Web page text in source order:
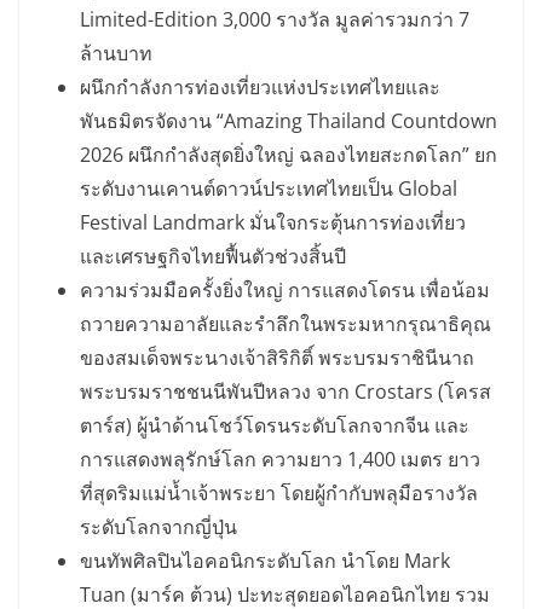
Limited-Edition 3,000 รางวัล มูลค่ารวมกว่า 7
ล้านบาท
ผนึกกำลังการท่องเที่ยวแห่งประเทศไทยและ
พันธมิตรจัดงาน “Amazing Thailand Countdown
2026 ผนึกกำลังสุดยิ่งใหญ่ ฉลองไทยสะกดโลก” ยก
ระดับงานเคานต์ดาวน์ประเทศไทยเป็น Global
Festival Landmark มั่นใจกระตุ้นการท่องเที่ยว
และเศรษฐกิจไทยฟื้นตัวช่วงสิ้นปี
ความร่วมมือครั้งยิ่งใหญ่ การแสดงโดรน เพื่อน้อม
ถวายความอาลัยและรำลึกในพระมหากรุณาธิคุณ
ของสมเด็จพระนางเจ้าสิริกิติ์ พระบรมราชินีนาถ
พระบรมราชชนนีพันปีหลวง จาก Crostars (โครส
ตาร์ส) ผู้นำด้านโชว์โดรนระดับโลกจากจีน และ
การแสดงพลุรักษ์โลก ความยาว 1,400 เมตร ยาว
ที่สุดริมแม่น้ำเจ้าพระยา โดยผู้กำกับพลุมือรางวัล
ระดับโลกจากญี่ปุ่น
ขนทัพศิลปินไอคอนิกระดับโลก นำโดย Mark
Tuan (มาร์ค ต้วน) ปะทะสุดยอดไอคอนิกไทย รวม